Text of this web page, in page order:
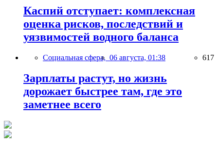
Каспий отступает: комплексная
оценка рисков, последствий и
уязвимостей водного баланса
Социальная сфера, 06 августа, 01:38 617
Зарплаты растут, но жизнь
дорожает быстрее там, где это
заметнее всего